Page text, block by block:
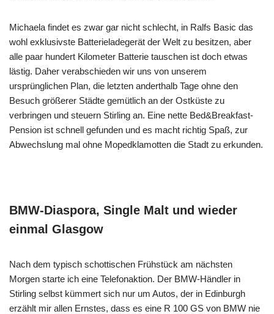
Michaela findet es zwar gar nicht schlecht, in Ralfs Basic das
wohl exklusivste Batterieladegerät der Welt zu besitzen, aber
alle paar hundert Kilometer Batterie tauschen ist doch etwas
lästig. Daher verabschieden wir uns von unserem
ursprünglichen Plan, die letzten anderthalb Tage ohne den
Besuch größerer Städte gemütlich an der Ostküste zu
verbringen und steuern Stirling an. Eine nette Bed&Breakfast-
Pension ist schnell gefunden und es macht richtig Spaß, zur
Abwechslung mal ohne Mopedklamotten die Stadt zu erkunden.
BMW-Diaspora, Single Malt und wieder
einmal Glasgow
Nach dem typisch schottischen Frühstück am nächsten
Morgen starte ich eine Telefonaktion. Der BMW-Händler in
Stirling selbst kümmert sich nur um Autos, der in Edinburgh
erzählt mir allen Ernstes, dass es eine R 100 GS von BMW nie